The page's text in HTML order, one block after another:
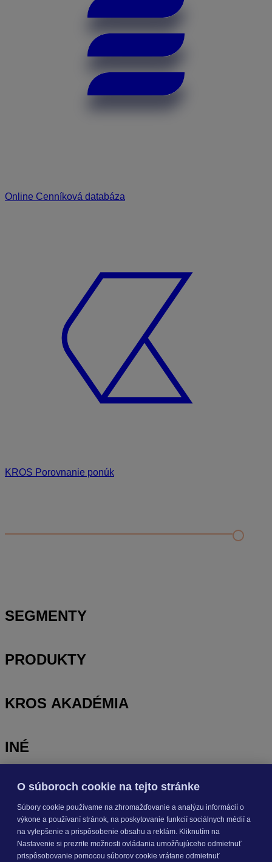
Online Cenníková databáza
KROS Porovnanie ponúk
Nastavenie šanónov
SEGMENTY
PRODUKTY
KROS AKADÉMIA
INÉ
OdoberajteNOVINKY
Prihlásiť sa
O súboroch cookie na tejto stránke
Súbory cookie používame na zhromažďovanie a analýzu informácií o
výkone a používaní stránok, na poskytovanie funkcií sociálnych médií a
na vylepšenie a prispôsobenie obsahu a reklám. Kliknutím na
Nastavenie si prezrite možnosti ovládania umožňujúceho odmietnuť
prispôsobovanie pomocou súborov cookie vrátane odmietnuť